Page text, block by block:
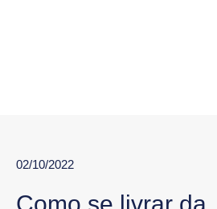
02/10/2022